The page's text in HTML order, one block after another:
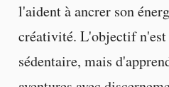
l'aident à ancrer son
créativité. L'objectif n'est
sédentaire, mais